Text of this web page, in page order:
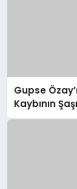
Gupse
Kaybının